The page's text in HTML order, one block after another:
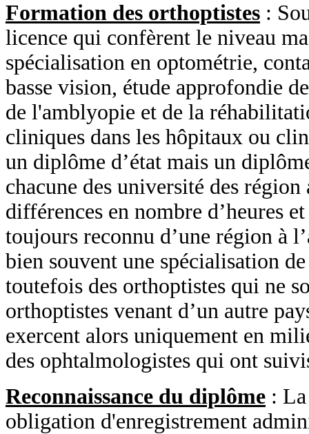
Formation des orthoptistes :
licence qui confèrent le niveau
spécialisation en optométrie,
basse vision, étude approfondie
de l'amblyopie et de la
cliniques dans les hôpitaux ou
un diplôme d’état mais un
chacune des université des région
différences en nombre d’heures
toujours reconnu d’une région à
bien souvent une spécialisation
toutefois des orthoptistes qui ne
orthoptistes venant d’un autre
exercent alors uniquement en
des ophtalmologistes qui ont
Reconnaissance du diplôme :
obligation d'enregistrement